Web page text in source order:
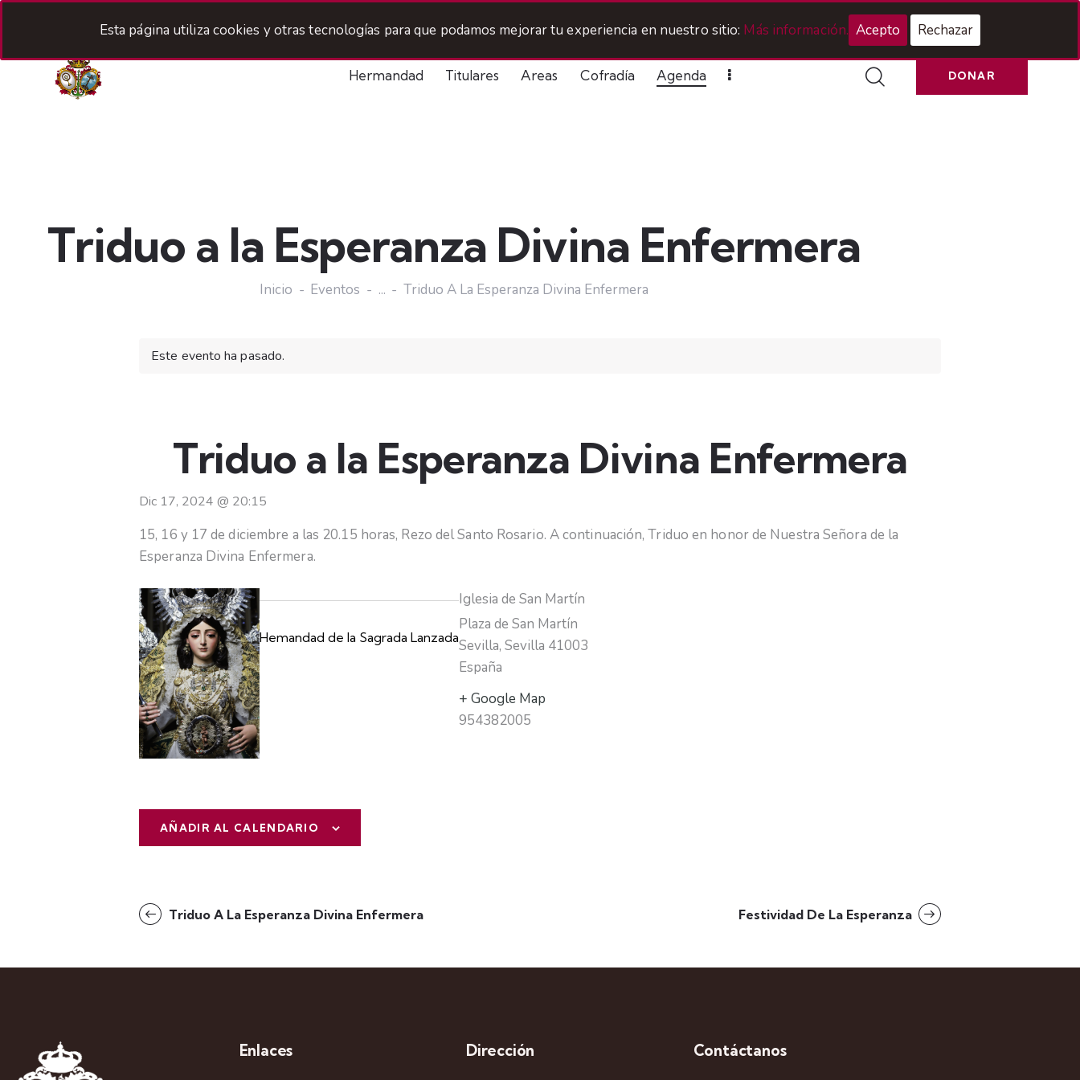
Acceso Hermanos
Hermandad Titulares Areas Cofradía Agenda DONAR
Triduo a la Esperanza Divina Enfermera
Inicio Eventos ... Triduo A La Esperanza Divina Enfermera
Este evento ha pasado.
Triduo a la Esperanza Divina Enfermera
Dic 17, 2024 @ 20:15
15, 16 y 17 de diciembre a las 20.15 horas, Rezo del Santo Rosario. A continuación, Triduo en honor de Nuestra Señora de la
Esperanza Divina Enfermera.
Hemandad de la Sagrada Lanzada
Iglesia de San Martín
Plaza de San Martín
Sevilla, Sevilla 41003
España
+ Google Map
954382005
AÑADIR AL CALENDARIO
N
v
Triduo A La Esperanza Divina Enfermera Festividad De La Esperanza
Enlaces Dirección Contáctanos
Esta página utiliza cookies y otras tecnologías para que podamos mejorar tu experiencia en nuestro sitio: Más información. Acepto Rechazar